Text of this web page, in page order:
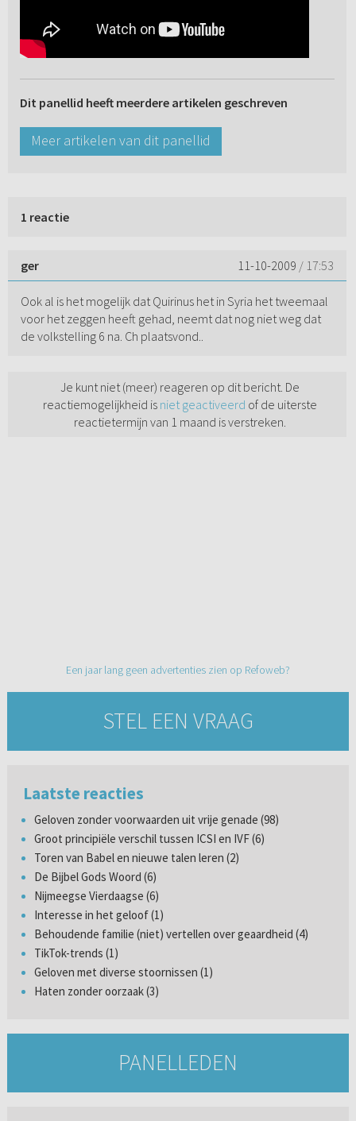
Dit panellid heeft meerdere artikelen geschreven
Meer artikelen van dit panellid
1 reactie
ger 11-10-2009 / 17:53
Ook al is het mogelijk dat Quirinus het in Syria het tweemaal
voor het zeggen heeft gehad, neemt dat nog niet weg dat
de volkstelling 6 na. Ch plaatsvond..
Je kunt niet (meer) reageren op dit bericht. De
reactiemogelijkheid is niet geactiveerd of de uiterste
reactietermijn van 1 maand is verstreken.
Een jaar lang geen advertenties zien op Refoweb?
STEL EEN VRAAG
Laatste reacties
Geloven zonder voorwaarden uit vrije genade (98)
Groot principiële verschil tussen ICSI en IVF (6)
Toren van Babel en nieuwe talen leren (2)
De Bijbel Gods Woord (6)
Nijmeegse Vierdaagse (6)
Interesse in het geloof (1)
Behoudende familie (niet) vertellen over geaardheid (4)
TikTok-trends (1)
Geloven met diverse stoornissen (1)
Haten zonder oorzaak (3)
PANELLEDEN